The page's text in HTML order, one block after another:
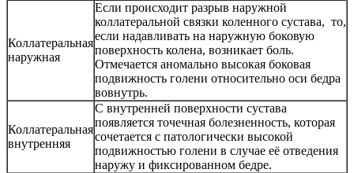
Коллатеральная
наружная
Если происходит разрыв наружной
коллатеральной связки коленного сустава, то,
если надавливать на наружную боковую
поверхность колена, возникает боль.
Отмечается аномально высокая боковая
подвижность голени относительно оси бедра
вовнутрь.
Коллатеральная
внутренняя
С внутренней поверхности сустава
появляется точечная болезненность, которая
сочетается с патологически высокой
подвижностью голени в случае её отведения
наружу и фиксированном бедре.